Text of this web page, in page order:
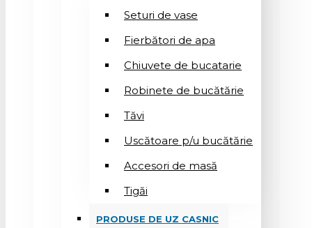
Seturi de vase
Fierbători de apa
Chiuvete de bucatarie
Robinete de bucătărie
Tăvi
Uscătoare p/u bucătărie
Accesori de masă
Tigăi
PRODUSE DE UZ CASNIC